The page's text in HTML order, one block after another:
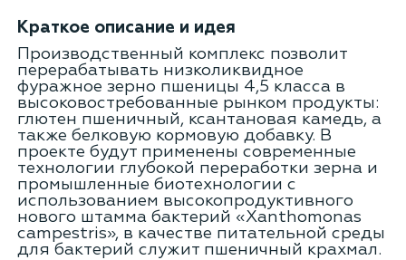
Краткое описание и идея
Производственный комплекс позволит
перерабатывать низколиквидное
фуражное зерно пшеницы 4,5 класса в
высоковостребованные рынком продукты:
глютен пшеничный, ксантановая камедь, а
также белковую кормовую добавку. В
проекте будут применены современные
технологии глубокой переработки зерна и
промышленные биотехнологии с
использованием высокопродуктивного
нового штамма бактерий «Xanthomonas
campestris», в качестве питательной среды
для бактерий служит пшеничный крахмал.